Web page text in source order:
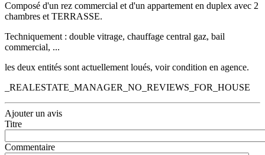
Composé d'un rez commercial et d'un appartement en duplex avec 2
chambres et TERRASSE.
Techniquement : double vitrage, chauffage central gaz, bail
commercial, ...
les deux entités sont actuellement loués, voir condition en agence.
_REALESTATE_MANAGER_NO_REVIEWS_FOR_HOUSE
Ajouter un avis
Titre
Commentaire